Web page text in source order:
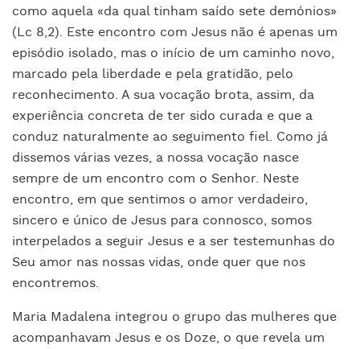
como aquela «da qual tinham saído sete demónios»
(Lc 8,2). Este encontro com Jesus não é apenas um
episódio isolado, mas o início de um caminho novo,
marcado pela liberdade e pela gratidão, pelo
reconhecimento. A sua vocação brota, assim, da
experiência concreta de ter sido curada e que a
conduz naturalmente ao seguimento fiel. Como já
dissemos várias vezes, a nossa vocação nasce
sempre de um encontro com o Senhor. Neste
encontro, em que sentimos o amor verdadeiro,
sincero e único de Jesus para connosco, somos
interpelados a seguir Jesus e a ser testemunhas do
Seu amor nas nossas vidas, onde quer que nos
encontremos.
Maria Madalena integrou o grupo das mulheres que
acompanhavam Jesus e os Doze, o que revela um